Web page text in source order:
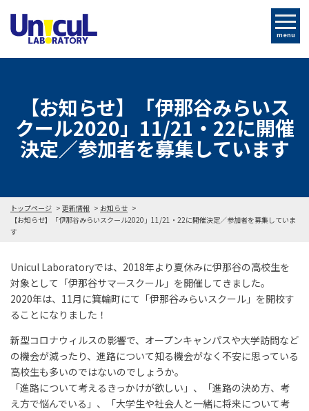
menu
【お知らせ】「伊那谷みらいス
クール2020」11/21・22に開催
決定／参加者を募集しています
トップページ 更新情報
お知らせ
【お知らせ】「伊那谷みらいスクール2020」11/21・22に開催決定／参加者を募集していま
す
Unicul Laboratoryでは、2018年より夏休みに伊那谷の高校生を
対象として「伊那谷サマースクール」を開催してきました。
2020年は、11月に箕輪町にて「伊那谷みらいスクール」を開校す
ることになりました！
新型コロナウィルスの影響で、オープンキャンパスや大学訪問など
の機会が減ったり、進路について知る機会がなく不安に思っている
高校生も多いのではないのでしょうか。
「進路について考えるきっかけが欲しい」、「進路の決め方、考
え方で悩んでいる」、「大学生や社会人と一緒に将来について考